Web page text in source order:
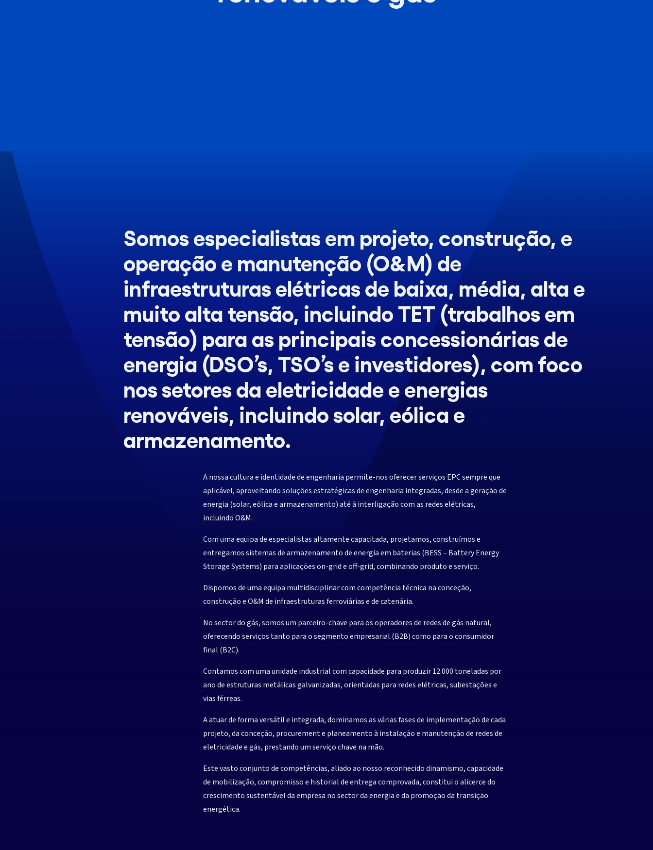
Somos especialistas em projeto, construção, e
operação e manutenção (O&M) de
infraestruturas elétricas de baixa, média, alta e
muito alta tensão, incluindo TET (trabalhos em
tensão) para as principais concessionárias de
energia (DSO’s, TSO’s e investidores), com foco
nos setores da eletricidade e energias
renováveis, incluindo solar, eólica e
armazenamento.
A nossa cultura e identidade de engenharia permite-nos oferecer serviços EPC sempre que
aplicável, aproveitando soluções estratégicas de engenharia integradas, desde a geração de
energia (solar, eólica e armazenamento) até à interligação com as redes elétricas,
incluindo O&M.
Com uma equipa de especialistas altamente capacitada, projetamos, construímos e
entregamos sistemas de armazenamento de energia em baterias (BESS – Battery Energy
Storage Systems) para aplicações on-grid e off-grid, combinando produto e serviço.
Dispomos de uma equipa multidisciplinar com competência técnica na conceção,
construção e O&M de infraestruturas ferroviárias e de catenária.
No sector do gás, somos um parceiro-chave para os operadores de redes de gás natural,
oferecendo serviços tanto para o segmento empresarial (B2B) como para o consumidor
final (B2C).
Contamos com uma unidade industrial com capacidade para produzir 12.000 toneladas por
ano de estruturas metálicas galvanizadas, orientadas para redes elétricas, subestações e
vias férreas.
A atuar de forma versátil e integrada, dominamos as várias fases de implementação de cada
projeto, da conceção, procurement e planeamento à instalação e manutenção de redes de
eletricidade e gás, prestando um serviço chave na mão.
Este vasto conjunto de competências, aliado ao nosso reconhecido dinamismo, capacidade
de mobilização, compromisso e historial de entrega comprovada, constitui o alicerce do
crescimento sustentável da empresa no sector da energia e da promoção da transição
energética.
Precisa de um parceiro
para desenvolver o seu